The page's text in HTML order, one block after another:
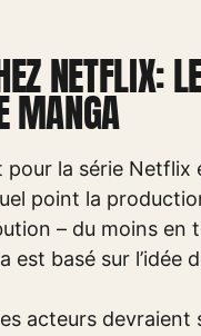
NETFLIX:
MANGA
pour la série Netflix
point la
– du moins en
est basé sur l’idée
acteurs